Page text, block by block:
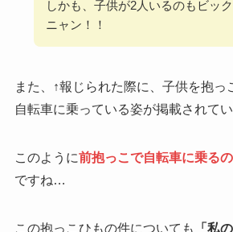
しかも、子供が2人いるのもビッ
ニャン！！
また、↑報じられた際に、子供を抱っ
自転車に乗っている姿が掲載されてい
このように前抱っこで自転車に乗る
ですね…
この抱っこひもの件についても
「私